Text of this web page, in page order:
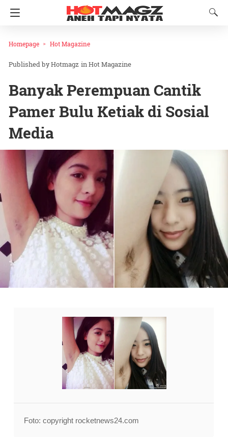
Homepage Hot Magazine
Hotmagz inHot Magazine
Banyak Perempuan Cantik
Pamer Bulu Ketiak di Sosial
Media
Foto: copyright rocketnews24.com